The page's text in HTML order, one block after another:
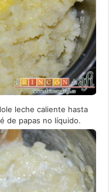
leche caliente hasta
de papas no líquido.